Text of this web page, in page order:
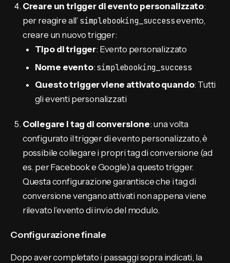
Creare un trigger di evento personalizzato:
per reagire all’ simplebooking_successevento,
creare un nuovo trigger:
Tipo di trigger: Evento personalizzato
Nome evento:simplebooking_success
Questo trigger viene attivato quando: Tutti
gli eventi personalizzati
Collegare i tag di conversione: una volta
configurato il trigger di evento personalizzato, è
possibile collegare i propri tag di conversione (ad
es. per Facebook e Google) a questo trigger.
Questa configurazione garantisce che i tag di
conversione vengano attivati non appena viene
rilevato l’evento di invio del modulo.
Configurazione finale
Dopo aver completato i passaggi sopra indicati, la